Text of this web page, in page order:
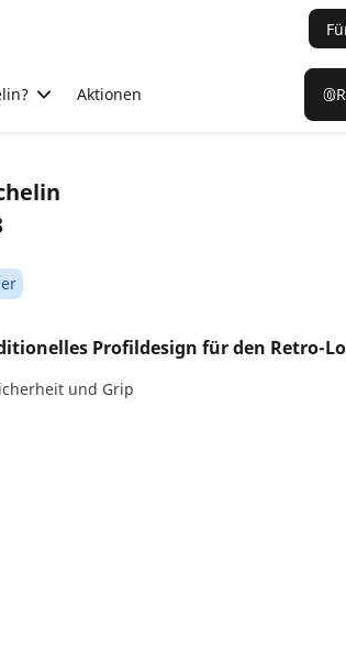
Aktionen
Profildesign für den Retro-
und Grip